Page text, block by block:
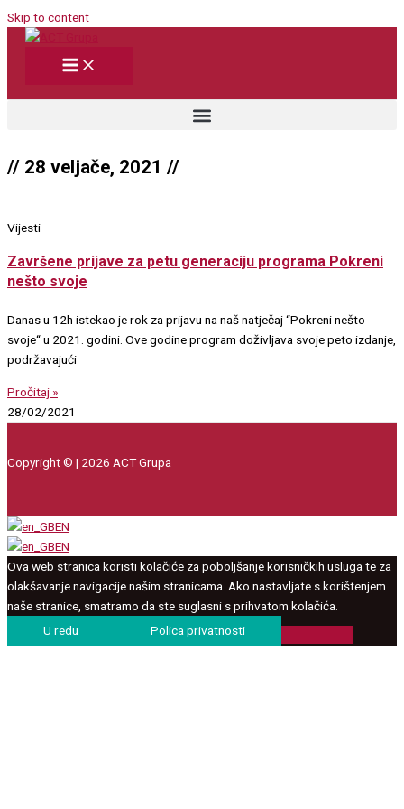
Skip to content
// 28 veljače, 2021 //
Vijesti
Završene prijave za petu generaciju programa Pokreni
nešto svoje
Danas u 12h istekao je rok za prijavu na naš natječaj “Pokreni nešto
svoje“ u 2021. godini. Ove godine program doživljava svoje peto izdanje,
podržavajući
Pročitaj »
28/02/2021
Copyright © | 2026 ACT Grupa
EN
EN
Ova web stranica koristi kolačiće za poboljšanje korisničkih usluga te za
olakšavanje navigacije našim stranicama. Ako nastavljate s korištenjem
naše stranice, smatramo da ste suglasni s prihvatom kolačića.
U redu
Polica privatnosti